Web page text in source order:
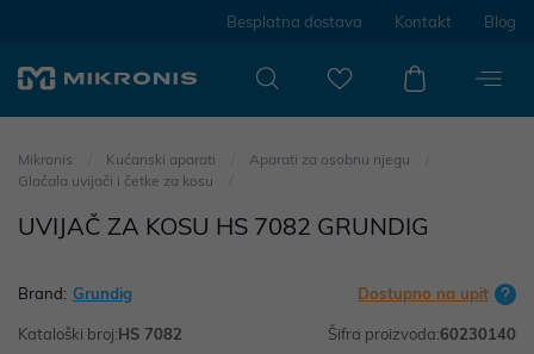
Besplatna dostava Kontakt Blog
Mikronis Kućanski aparati
Aparati za osobnu njegu
Glačala uvijači i četke za kosu
UVIJAČ ZA KOSU HS 7082 GRUNDIG
Brand: Grundig Dostupno na upit
Kataloški broj:HS 7082 Šifra proizvoda:60230140